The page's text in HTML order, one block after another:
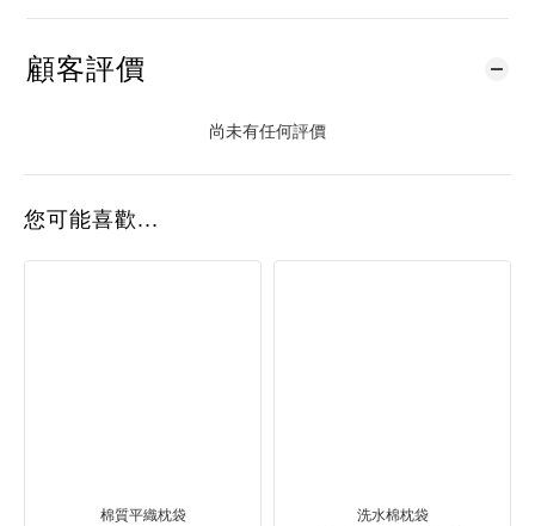
顧客評價
尚未有任何評價
您可能喜歡...
棉質平織枕袋 洗水棉枕袋